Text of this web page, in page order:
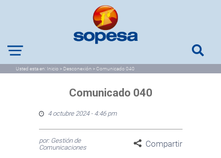
Usted esta en: Inicio > Desconexión > Comunicado 040
Comunicado 040
4 octubre 2024 - 4:46 pm
por: Gestión de
Comunicaciones
Compartir